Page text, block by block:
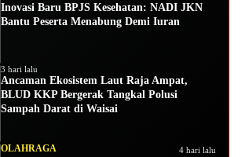
Inovasi Baru BPJS Kesehatan: NADI JKN
Bantu Peserta Menabung Demi Iuran
3 hari lalu
Ancaman Ekosistem Laut Raja Ampat,
BLUD KKP Bergerak Tangkal Polusi
Sampah Darat di Waisai
OLAHRAGA 4 hari lalu